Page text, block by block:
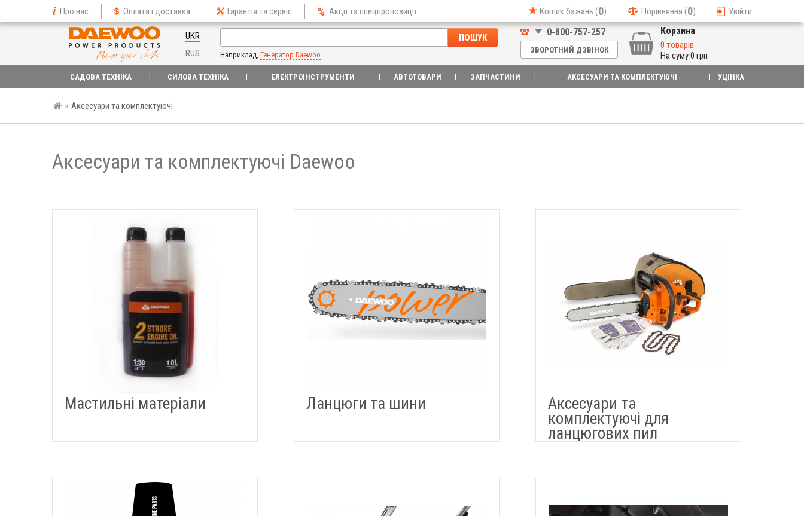
Про нас Оплата і доставка Гарантія та сервіс Акції та спецпропозиції Кошик бажань (0) Порівняння (0) Увійти
UKR
RUS
Корзина
0 товарів
На суму0 грн
0-800-757-257
ЗВОРОТНИЙ ДЗВІНОК
ПОШУК
Наприклад, Генератор Daewoo
САДОВА ТЕХНІКА СИЛОВА ТЕХНІКА ЕЛЕКТРОІНСТРУМЕНТИ АВТОТОВАРИ ЗАПЧАСТИНИ АКСЕСУАРИ ТА КОМПЛЕКТУЮЧІ УЦІНКА
» Аксесуари та комплектуючі
Аксесуари та комплектуючі Daewoo
Мастильні матеріали Ланцюги та шини Аксесуари та
комплектуючі для
ланцюгових пил